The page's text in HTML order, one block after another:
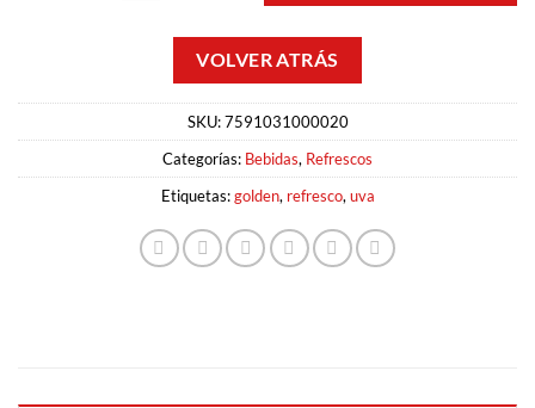
REFRESCO DE UVA 1.5 LT GOLDEN cantidad
SKU:7591031000020
Categorías: Bebidas, Refrescos
Etiquetas:golden, refresco, uva